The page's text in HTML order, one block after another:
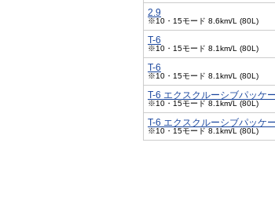
2.9
※10・15モード 8.6km/L (80L)
T-6
※10・15モード 8.1km/L (80L)
T-6
※10・15モード 8.1km/L (80L)
T-6 エクスクルーシブパッケ
※10・15モード 8.1km/L (80L)
T-6 エクスクルーシブパッケ
※10・15モード 8.1km/L (80L)